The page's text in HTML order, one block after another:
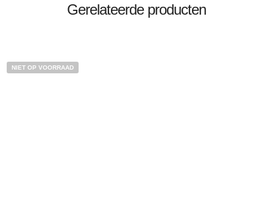
Gerelateerde producten
NIET OP VOORRAAD